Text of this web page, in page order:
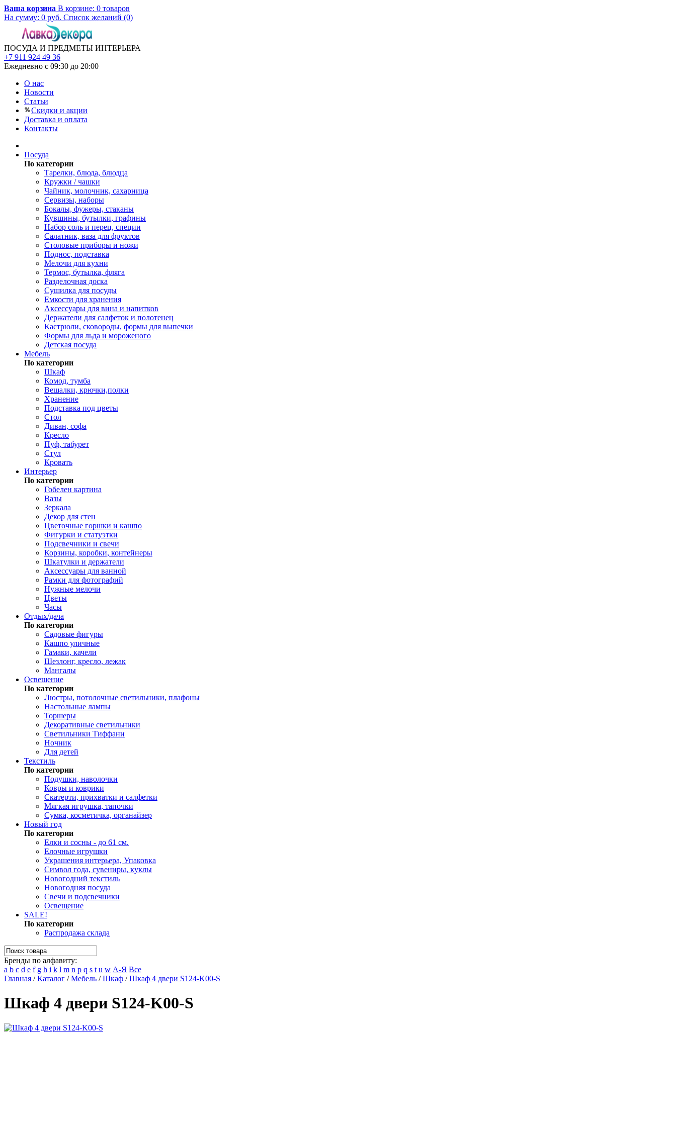
Ваша корзина В корзине: 0 товаров
На сумму: 0 руб. Список желаний (0)
ПОСУДА И ПРЕДМЕТЫ ИНТЕРЬЕРА
+7 911 924 49 36
Ежедневно с 09:30 до 20:00
О нас
Новости
Статьи
Скидки и акции
Доставка и оплата
Контакты
Посуда
По категории
Тарелки, блюда, блюдца
Кружки / чашки
Чайник, молочник, сахарница
Сервизы, наборы
Бокалы, фужеры, стаканы
Кувшины, бутылки, графины
Набор соль и перец, специи
Салатник, ваза для фруктов
Столовые приборы и ножи
Поднос, подставка
Мелочи для кухни
Термос, бутылка, фляга
Разделочная доска
Сушилка для посуды
Емкости для хранения
Аксессуары для вина и напитков
Держатели для салфеток и полотенец
Кастрюли, сковороды, формы для выпечки
Формы для льда и мороженого
Детская посуда
Мебель
По категории
Шкаф
Комод, тумба
Вешалки, крючки,полки
Хранение
Подставка под цветы
Стол
Диван, софа
Кресло
Пуф, табурет
Стул
Кровать
Интерьер
По категории
Гобелен картина
Вазы
Зеркала
Декор для стен
Цветочные горшки и кашпо
Фигурки и статуэтки
Подсвечники и свечи
Корзины, коробки, контейнеры
Шкатулки и держатели
Аксессуары для ванной
Рамки для фотографий
Нужные мелочи
Цветы
Часы
Отдых/дача
По категории
Садовые фигуры
Кашпо уличные
Гамаки, качели
Шезлонг, кресло, лежак
Мангалы
Освещение
По категории
Люстры, потолочные светильники, плафоны
Настольные лампы
Торшеры
Декоративные светильники
Светильники Тиффани
Ночник
Для детей
Текстиль
По категории
Подушки, наволочки
Ковры и коврики
Скатерти, прихватки и салфетки
Мягкая игрушка, тапочки
Сумка, косметичка, органайзер
Новый год
По категории
Елки и сосны - до 61 см.
Елочные игрушки
Украшения интерьера, Упаковка
Символ года, сувениры, куклы
Новогодний текстиль
Новогодняя посуда
Свечи и подсвечники
Освещение
SALE!
По категории
Распродажа склада
Бренды по алфавиту:
a b c d e f g h i k l m n p q s t u w А-Я Все
Главная /Каталог /Мебель /Шкаф /Шкаф 4 двери S124-K00-S
Шкаф 4 двери S124-K00-S